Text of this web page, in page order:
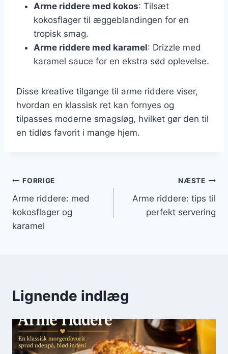
Arme riddere med kokos: Tilsæt
kokosflager til æggeblandingen for en
tropisk smag.
Arme riddere med karamel: Drizzle med
karamel sauce for en ekstra sød oplevelse.
Disse kreative tilgange til arme riddere viser,
hvordan en klassisk ret kan fornyes og
tilpasses moderne smagsløg, hvilket gør den til
en tidløs favorit i mange hjem.
Indlægsnavigation
FORRIGE
Arme riddere: med
kokosflager og
karamel
NÆSTE
Arme riddere: tips til
perfekt servering
Lignende indlæg